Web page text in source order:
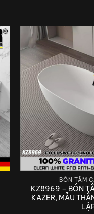
THIẾT
BỒN TẮM
KZ8969 – BỒN
KAZER, MẪU